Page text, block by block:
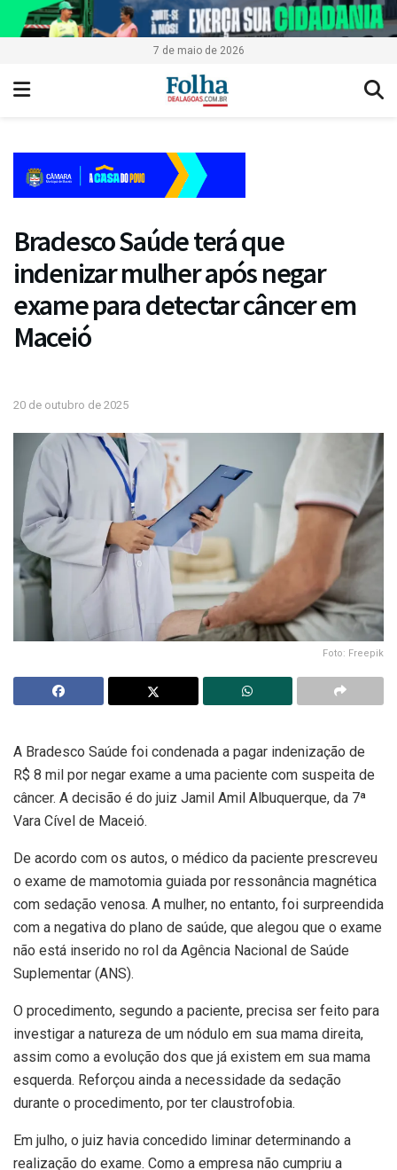
7 de maio de 2026
Bradesco Saúde terá que
indenizar mulher após negar
exame para detectar câncer em
Maceió
20 de outubro de 2025
Foto: Freepik
A Bradesco Saúde foi condenada a pagar indenização de
R$ 8 mil por negar exame a uma paciente com suspeita de
câncer. A decisão é do juiz Jamil Amil Albuquerque, da 7ª
Vara Cível de Maceió.
De acordo com os autos, o médico da paciente prescreveu
o exame de mamotomia guiada por ressonância magnética
com sedação venosa. A mulher, no entanto, foi surpreendida
com a negativa do plano de saúde, que alegou que o exame
não está inserido no rol da Agência Nacional de Saúde
Suplementar (ANS).
O procedimento, segundo a paciente, precisa ser feito para
investigar a natureza de um nódulo em sua mama direita,
assim como a evolução dos que já existem em sua mama
esquerda. Reforçou ainda a necessidade da sedação
durante o procedimento, por ter claustrofobia.
Em julho, o juiz havia concedido liminar determinando a
realização do exame. Como a empresa não cumpriu a